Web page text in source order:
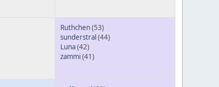
Ruthchen(53)
sunderstral (44)
Luna(42)
zammi(41)